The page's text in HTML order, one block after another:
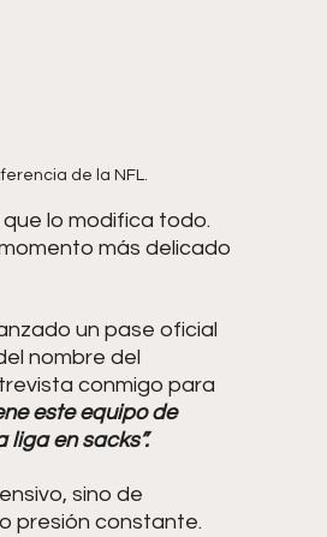
de la NFL.
lo modifica todo.
más delicado
un pase oficial
nombre del
conmigo para
este equipo de
en sacks”.
sino de
presión constante.